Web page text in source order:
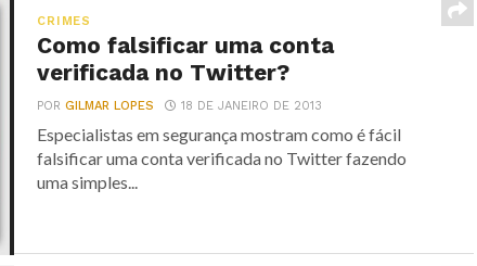
CRIMES
Como falsificar uma conta
verificada no Twitter?
PORGILMAR LOPES 18 DE JANEIRO DE 2013
Especialistas em segurança mostram como é fácil
falsificar uma conta verificada no Twitter fazendo
uma simples...